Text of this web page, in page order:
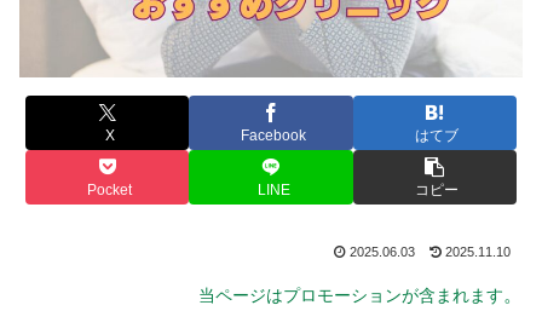
X Facebook はてブ
Pocket LINE コピー
2025.06.03 2025.11.10
当ページはプロモーションが含まれます。